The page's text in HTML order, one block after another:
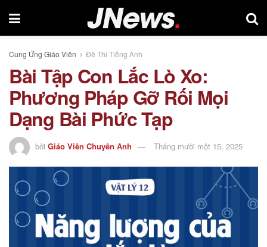
Cung Ứng Giáo Viên Đề Thi Tiếng Anh
Bài Tập Con Lắc Lò Xo:
Phương Pháp Gỡ Rối Mọi
Dạng Bài Phức Tạp
bởi Giáo Viên Chuyên Anh Tháng mười một 15, 2025